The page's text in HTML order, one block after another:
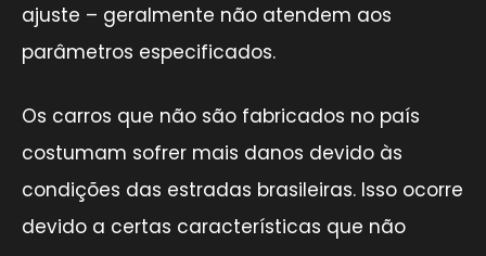
ajuste – geralmente não atendem aos
parâmetros especificados.
Os carros que não são fabricados no país
costumam sofrer mais danos devido às
condições das estradas brasileiras. Isso ocorre
devido a certas características que não